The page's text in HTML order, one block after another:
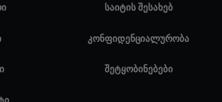
საიტის შესახებ
კონფიდენციალურობა
შეტყობინებები